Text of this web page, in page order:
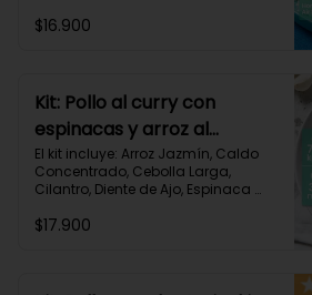
Verde, Receta Impresa.
$16.900
Kit: Pollo al curry con
espinacas y arroz al
cilantro-93
El kit incluye: Arroz Jazmín, Caldo
Concentrado, Cebolla Larga,
Cilantro, Diente de Ajo, Espinaca
Pechuga (foto 160g/p), Tomates
$17.900